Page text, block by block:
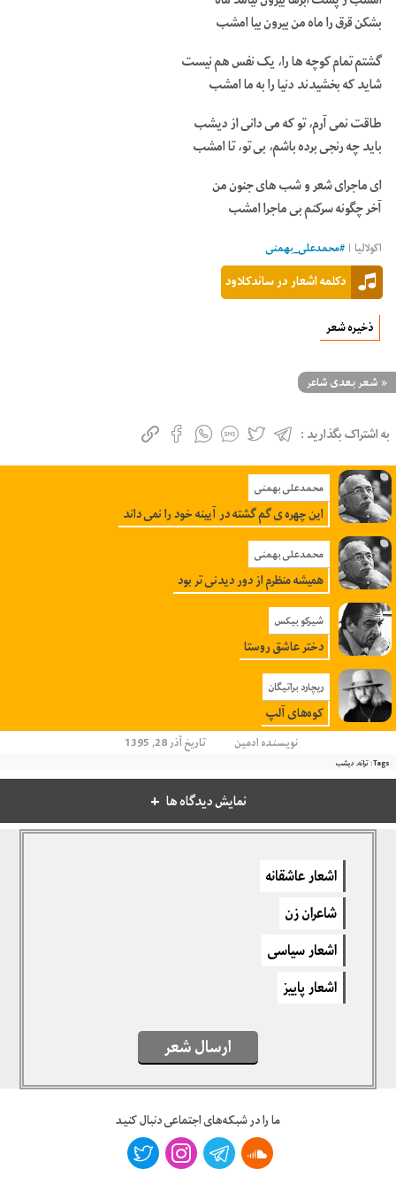
بشکن قرق را ماه من بیرون بیا امشب
گشتم تمام کوچه ها را، یک نفس هم نیست
شاید که بخشیدند دنیا را به ما امشب
طاقت نمی آرم، تو که می دانی از دیشب
باید چه رنجی برده باشم، بی تو، تا امشب
ای ماجرای شعر و شب های جنون من
آخر چگونه سرکنم بی ماجرا امشب
اکولالیا | #محمدعلی_بهمنی
دکلمه اشعار در ساندکلاود
ذخیره شعر
« شعر بعدی شاعر
به اشتراک بگذارید :
محمدعلی بهمنی
این چهره ی گم گشته در آیینه خود را نمی داند
محمدعلی بهمنی
همیشه منظرم از دور دیدنی تر بود
شیرکو بیکس
دختر عاشق روستا
ریچارد براتیگان
کوه‌های آلپ
نویسندهادمین تاریخ آذر 28, 1395
Tags: ترانه,دیشب
نمایش دیدگاه ها
دیدگاهتان را بنویسید
برای نوشتن دیدگاه باید
اشعار عاشقانه
شاعران زن
اشعار سیاسی
اشعار پاییز
ارسال شعر
ما را در شبکه‌های اجتماعی دنبال کنید